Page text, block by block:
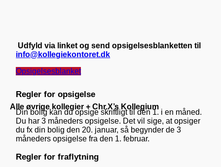
Alle øvrige kollegier + Chr.X’s Kollegium
Udfyld via linket og send opsigelsesblanketten til
info@kollegiekontoret.dk
Opsigelsesblanket
Regler for opsigelse
Din bolig kan du opsige skriftligt til den 1. i en måned.
Du har 3 måneders opsigelse. Det vil sige, at opsiger
du fx din bolig den 20. januar, så begynder de 3
måneders opsigelse fra den 1. februar.
Regler for fraflytning